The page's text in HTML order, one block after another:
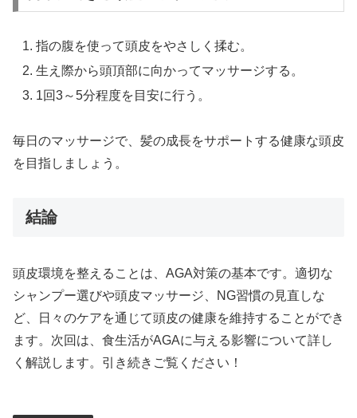
指の腹を使って頭皮をやさしく揉む。
生え際から頭頂部に向かってマッサージする。
1回3～5分程度を目安に行う。
毎日のマッサージで、髪の成長をサポートする健康な頭皮
を目指しましょう。
結論
頭皮環境を整えることは、AGA対策の基本です。適切な
シャンプー選びや頭皮マッサージ、NG習慣の見直しな
ど、日々のケアを通じて頭皮の健康を維持することができ
ます。次回は、食生活がAGAに与える影響について詳し
く解説します。引き続きご覧ください！